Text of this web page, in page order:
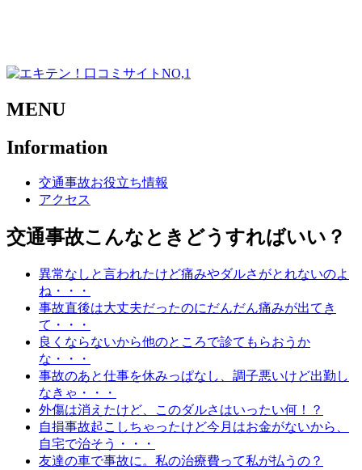
MENU
Information
交通事故お役立ち情報
アクセス
交通事故こんなときどうすればいい？
異常なしと言われたけど痛みやダルさがとれないのよ
ね・・・
事故直後は大丈夫だったのにだんだん痛みが出てき
て・・・
良くならないから他のところで診てもらおうか
な・・・
事故のあと仕事を休みっぱなし、調子悪いけど出勤し
なきゃ・・・
外傷は消えたけど、このダルさはいったい何！？
自損事故起こしちゃったけど今月はお金がないから、
自宅で治そう・・・
友達の車で事故に。私の治療費って私が払うの？